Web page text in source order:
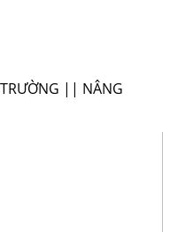
|| NÂNG